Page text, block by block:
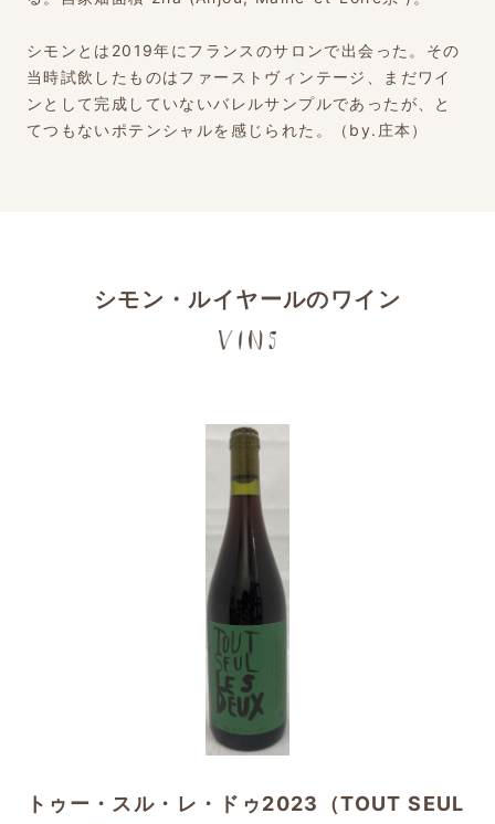
シモンとは2019年にフランスのサロンで出会った。その
当時試飲したものはファーストヴィンテージ、まだワイ
ンとして完成していないバレルサンプルであったが、と
てつもないポテンシャルを感じられた。（by.庄本）
シモン・ルイヤールのワイン
トゥー・スル・レ・ドゥ2023（TOUT SEUL